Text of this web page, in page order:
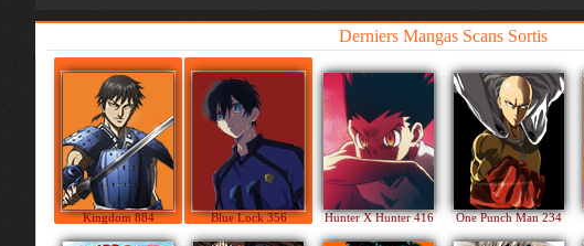
Derniers Mangas Scans Sortis
Kingdom 884 Blue Lock 356 Hunter X Hunter 416 One Punch Man 234